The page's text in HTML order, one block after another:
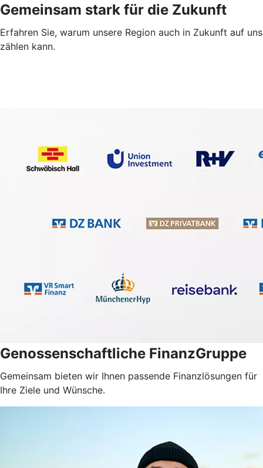
Gemeinsam stark für die Zukunft
Erfahren Sie, warum unsere Region auch in Zukunft auf uns
zählen kann.
Genossenschaftliche FinanzGruppe
Gemeinsam bieten wir Ihnen passende Finanzlösungen für
Ihre Ziele und Wünsche.